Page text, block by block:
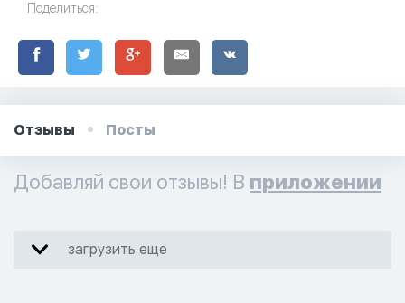
Поделиться:
Отзывы Посты
Добавляй свои отзывы! В приложении
загрузить еще